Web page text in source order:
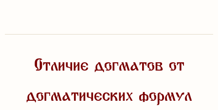
Отличие догматов от
догматических формул